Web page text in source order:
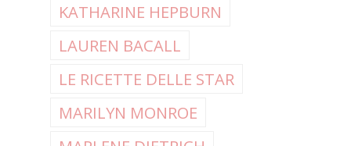
KATHARINE HEPBURN
LAUREN BACALL
LE RICETTE DELLE STAR
MARILYN MONROE